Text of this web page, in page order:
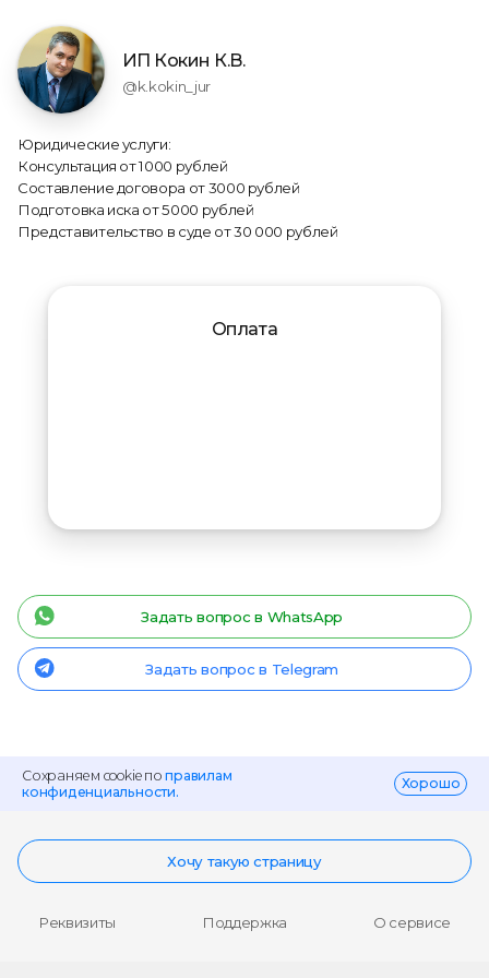
ИП Кокин К.В.
@k.kokin_jur
Юридические услуги:
Консультация от 1000 рублей
Составление договора от 3000 рублей
Подготовка иска от 5000 рублей
Представительство в суде от 30 000 рублей
Оплата
Задать вопрос в WhatsApp
Задать вопрос в Telegram
Сохраняем cookie поправилам
конфиденциальности.
Хорошо
Хочу такую страницу
Реквизиты Поддержка О сервисе